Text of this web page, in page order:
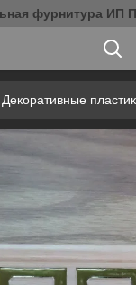
фурнитура ИП
Декоративные